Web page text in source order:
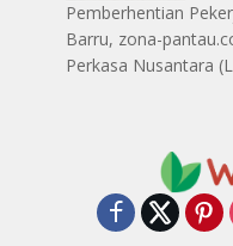
Pemberhentian
Barru, zona-
Perkasa Nusantara